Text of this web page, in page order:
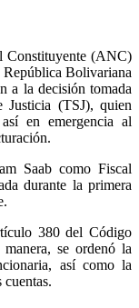
Constituyente (ANC)
Bolivariana
a la decisión tomada
(TSJ), quien
en emergencia al
Saab como Fiscal
durante la primera
380 del Código
se ordenó la
así como la
cuentas.